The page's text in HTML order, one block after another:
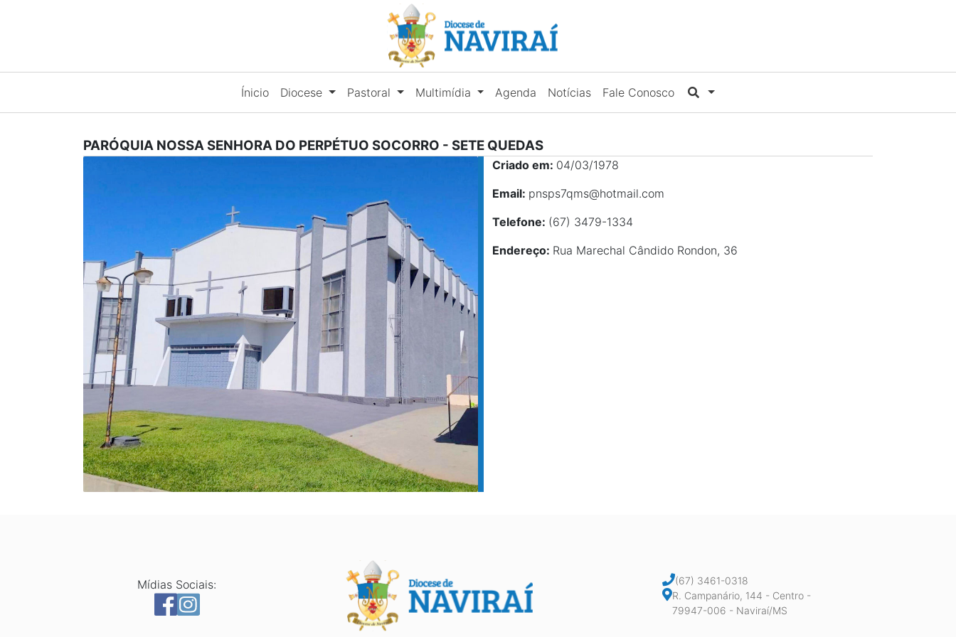
Ínicio Diocese Pastoral Multimídia Agenda Notícias Fale Conosco
PARÓQUIA NOSSA SENHORA DO PERPÉTUO SOCORRO - SETE QUEDAS
Criado em: 04/03/1978
Email: pnsps7qms@hotmail.com
Telefone: (67) 3479-1334
Endereço: Rua Marechal Cândido Rondon, 36
Mídias Sociais:
(67) 3461-0318
R. Campanário, 144 - Centro -
79947-006 - Naviraí/MS